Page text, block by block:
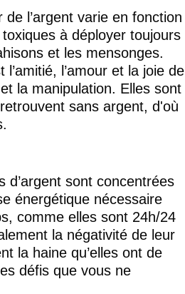
l’argent varie en fonction
à déployer toujours
et les mensonges.
l’amour et la joie de
la manipulation. Elles sont
sans argent, d'où
d’argent sont concentrées
énergétique nécessaire
comme elles sont 24h/24
la négativité de leur
la haine qu’elles ont de
défis que vous ne